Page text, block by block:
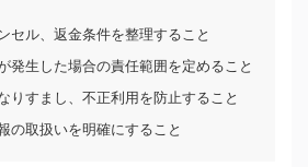
セル、返金条件を整理すること
発生した場合の責任範囲を定めること
りすまし、不正利用を防止すること
の取扱いを明確にすること